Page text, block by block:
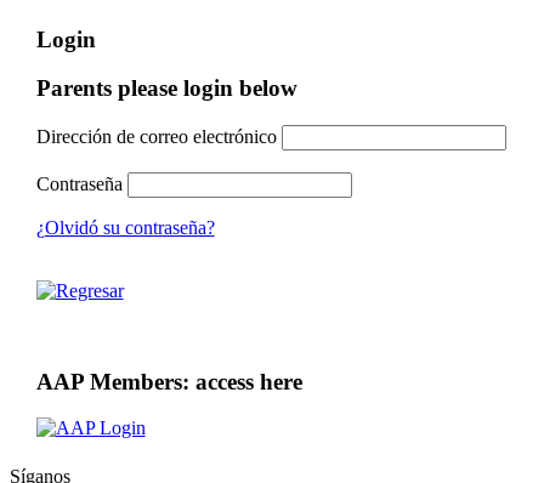
Login
Parents please login below
Dirección de correo electrónico
Contraseña
¿Olvidó su contraseña?
AAP Members: access here
Síganos